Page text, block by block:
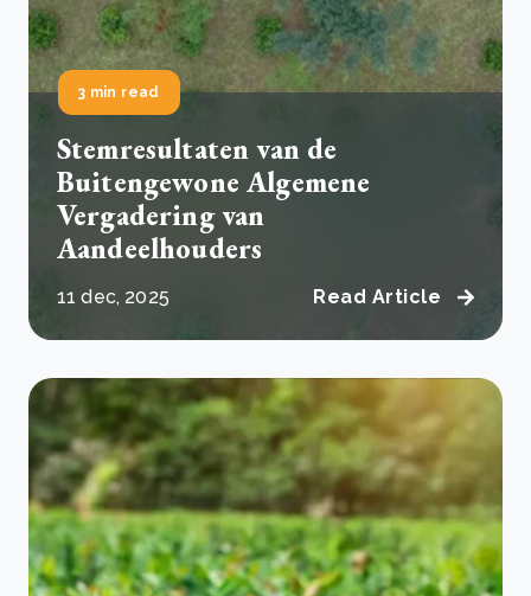
3 min read
Stemresultaten van de
Buitengewone Algemene
Vergadering van
Aandeelhouders
11 dec, 2025 Read Article